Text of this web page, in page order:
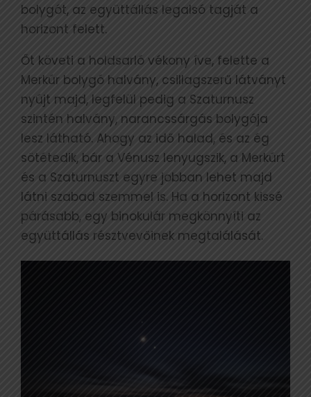
bolygót, az együttállás legalsó tagját a
horizont felett.
Őt követi a holdsarló vékony íve, felette a
Merkúr bolygó halvány, csillagszerű látványt
nyújt majd, legfelül pedig a Szaturnusz
szintén halvány, narancssárgás bolygója
lesz látható. Ahogy az idő halad, és az ég
sötétedik, bár a Vénusz lenyugszik, a Merkúrt
és a Szaturnuszt egyre jobban lehet majd
látni szabad szemmel is. Ha a horizont kissé
párásabb, egy binokulár megkönnyíti az
együttállás résztvevőinek megtalálását.